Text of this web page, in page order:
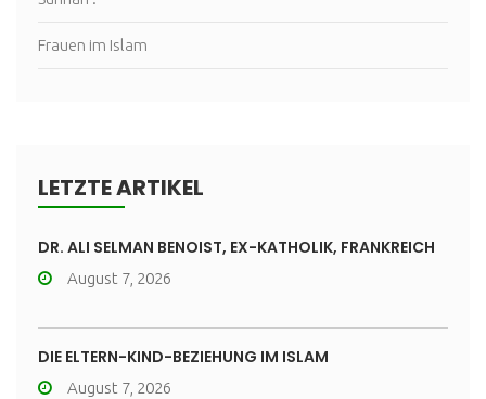
Frauen im Islam
LETZTE ARTIKEL
DR. ALI SELMAN BENOIST, EX-KATHOLIK, FRANKREICH
August 7, 2026
DIE ELTERN-KIND-BEZIEHUNG IM ISLAM
August 7, 2026